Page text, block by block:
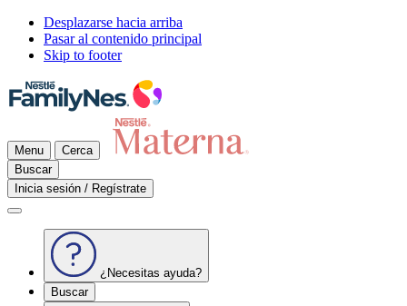
Desplazarse hacia arriba
Pasar al contenido principal
Skip to footer
Menu
Cerca
Buscar
Inicia sesión / Regístrate
¿Necesitas ayuda?
Buscar